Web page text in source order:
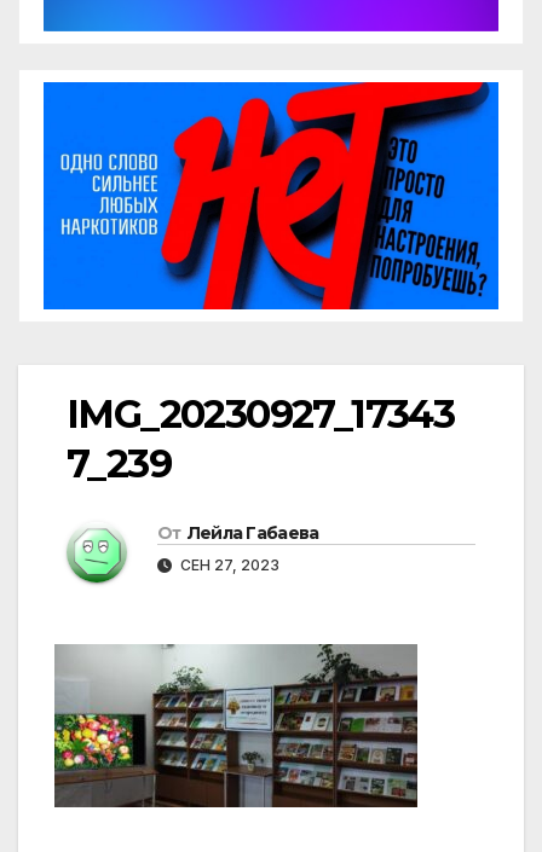
IMG_20230927_17343
7_239
От Лейла Габаева
СЕН 27, 2023